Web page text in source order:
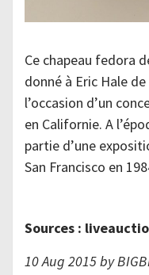
Ce chapeau fedora
donné à Eric Hale
l’occasion d’un
en Californie. A
partie d’une
San Francisco en
Sources :
10 Aug 2015 by